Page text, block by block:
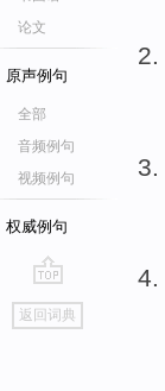
论文
原声例句
全部
音频例句
视频例句
权威例句
go
top
返回词典